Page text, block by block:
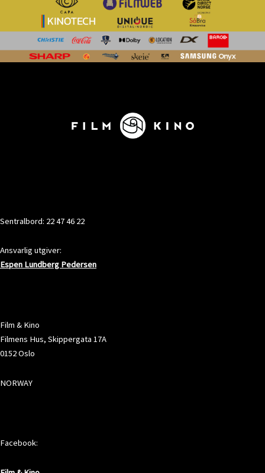
Sentralbord: 22 47 46 22
Ansvarlig utgiver:
Espen Lundberg Pedersen
Film & Kino
Filmens Hus, Skippergata 17A
0152 Oslo
NORWAY
Facebook: